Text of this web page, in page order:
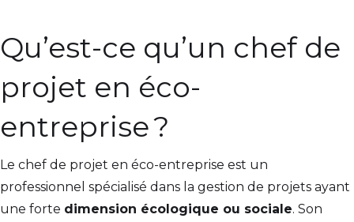
Qu’est-ce qu’un chef de
projet en éco-
entreprise ?
Le chef de projet en éco-entreprise est un
professionnel spécialisé dans la gestion de projets ayant
une forte dimension écologique ou sociale. Son